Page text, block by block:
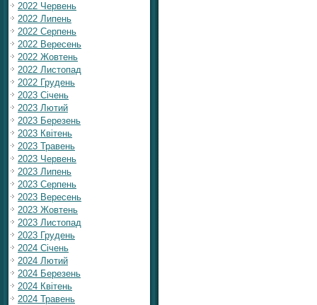
2022 Червень
2022 Липень
2022 Серпень
2022 Вересень
2022 Жовтень
2022 Листопад
2022 Грудень
2023 Січень
2023 Лютий
2023 Березень
2023 Квітень
2023 Травень
2023 Червень
2023 Липень
2023 Серпень
2023 Вересень
2023 Жовтень
2023 Листопад
2023 Грудень
2024 Січень
2024 Лютий
2024 Березень
2024 Квітень
2024 Травень